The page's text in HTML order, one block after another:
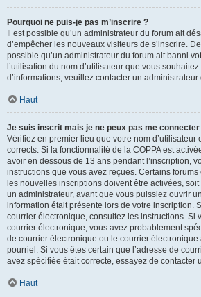
Pourquoi ne puis-je pas m’inscrire ?
Il est possible qu’un administrateur du forum ait
d’empêcher les nouveaux visiteurs de s’inscrire.
possible qu’un administrateur du forum ait banni
l’utilisation du nom d’utilisateur que vous
d’informations, veuillez contacter un administrateur
Haut
Je suis inscrit mais je ne peux pas me connecter
Vérifiez en premier lieu que votre nom d’utilisateur
corrects. Si la fonctionnalité de la COPPA est
avoir en dessous de 13 ans pendant l’inscription,
instructions que vous avez reçues. Certains
les nouvelles inscriptions doivent être activées,
un administrateur, avant que vous puissiez ouvrir
information était présente lors de votre inscription.
courrier électronique, consultez les instructions. Si
courrier électronique, vous avez probablement
de courrier électronique ou le courrier électronique
pourriel. Si vous êtes certain que l’adresse de
avez spécifiée était correcte, essayez de contacter
Haut